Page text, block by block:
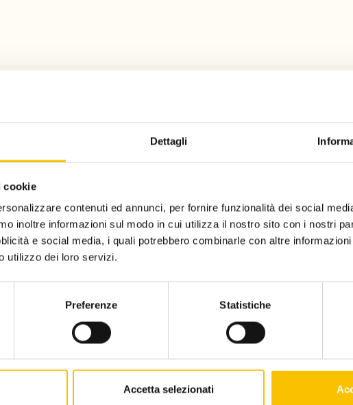
Dettagli
cookie
contenuti ed annunci, per fornire funzionalità dei social
inoltre informazioni sul modo in cui utilizza il nostro sito con i nostri
e social media, i quali potrebbero combinarle con altre
utilizzo dei loro servizi.
Preferenze Statistiche
Accetta selezionati
Associazione culturale Torino, la Città del Libro (c.f 97841070010) e Salone Libro
L'investimento sulle nostre piattaforme di prenotazione, biglietteria, gestione dei
(FESR) nell’ambito dell’Obiettivo di Policy 1 “un’Europa più competitiva e
intelligente e della connettività regionale alle tecnologie dell’informazione e della
Privacy policy Dati societari